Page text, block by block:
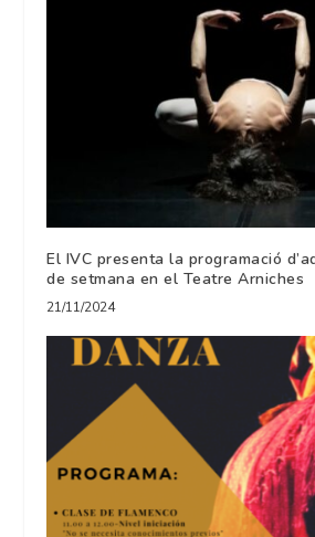
El IVC presenta la programació
de setmana en el Teatre Arniches
21/11/2024